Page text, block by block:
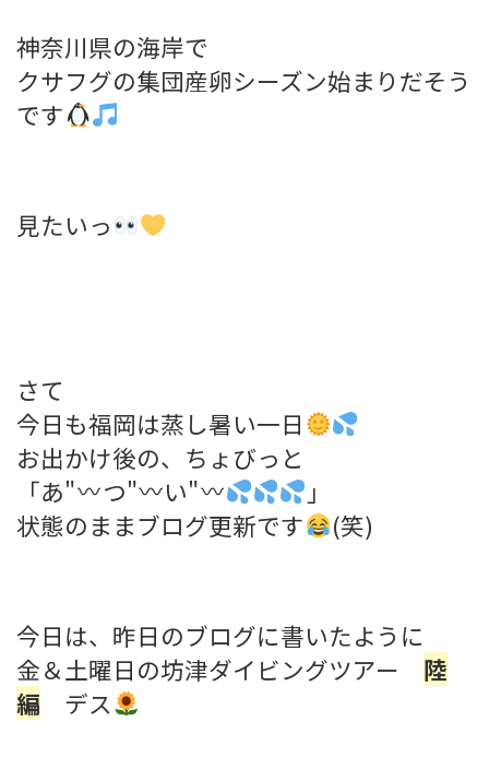
神奈川県の海岸で
クサフグの集団産卵シーズン始まりだそう
です
見たいっ
さて
今日も福岡は蒸し暑い一日
お出かけ後の、ちょびっと
「あ"
つ" い"
」
状態のままブログ更新です
(笑)
今日は、昨日のブログに書いたように
金＆土曜日の坊津ダイビングツアー 陸
編 デス